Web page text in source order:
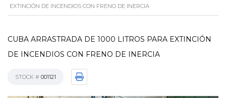
EXTINCIÓN DE INCENDIOS CON FRENO DE INERCIA
CUBA ARRASTRADA DE 1000 LITROS PARA EXTINCIÓN
DE INCENDIOS CON FRENO DE INERCIA
STOCK # 001121